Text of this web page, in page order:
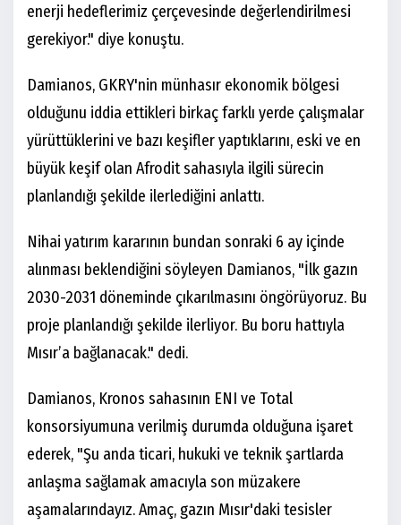
enerji hedeflerimiz çerçevesinde değerlendirilmesi
gerekiyor." diye konuştu.
Damianos, GKRY'nin münhasır ekonomik bölgesi
olduğunu iddia ettikleri birkaç farklı yerde çalışmalar
yürüttüklerini ve bazı keşifler yaptıklarını, eski ve en
büyük keşif olan Afrodit sahasıyla ilgili sürecin
planlandığı şekilde ilerlediğini anlattı.
Nihai yatırım kararının bundan sonraki 6 ay içinde
alınması beklendiğini söyleyen Damianos, "İlk gazın
2030-2031 döneminde çıkarılmasını öngörüyoruz. Bu
proje planlandığı şekilde ilerliyor. Bu boru hattıyla
Mısır’a bağlanacak." dedi.
Damianos, Kronos sahasının ENI ve Total
konsorsiyumuna verilmiş durumda olduğuna işaret
ederek, "Şu anda ticari, hukuki ve teknik şartlarda
anlaşma sağlamak amacıyla son müzakere
aşamalarındayız. Amaç, gazın Mısır'daki tesisler